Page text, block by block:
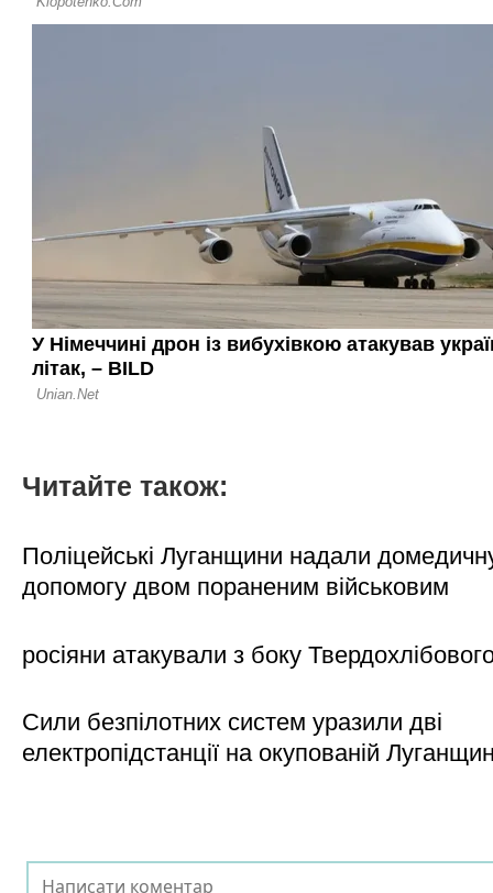
Читайте також:
Поліцейські Луганщини надали
допомогу двом пораненим військовим
росіяни атакували з боку
Сили безпілотних систем уразили дві
електропідстанції на окупованій